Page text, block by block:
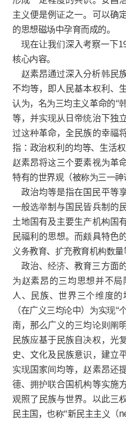
主义便是例证之一。可以确
的思想磁场中孕育而成的。
现在让我们深入考察一下
核心内容。
赵素昂通过深入分析韩民
不均等，即人民基本权利、
认为，名为三均主义革命的“
等，并实现从日帝统治下独
过这种革命，全民族的幸福
指：政治权利的均等、生活
赵素昂将这三个要素视为革
特有的世界观（被称为三一
政治均等是指在国民平等
一般选举制与国民皆兵制的
土地国有及主要生产机构国
民福利的思想。而颇具特色
义务教育、扩充教育机构数量
政治、经济、教育三方面
为赵素昂的三均思想并不
人、民族、世界三个维度
（在广义三均论中）为实现
南，那么广义的三均论则阐
民族应基于民族自决权，光
史、文化及民族意识，建立
实现国家间均等，赵素昂还
德、拥护联合国机构等实施
观照了民族与世界。以此三
民主国，也称“新民主主义（